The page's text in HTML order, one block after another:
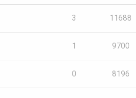
3 11688
1 9700
0 8196